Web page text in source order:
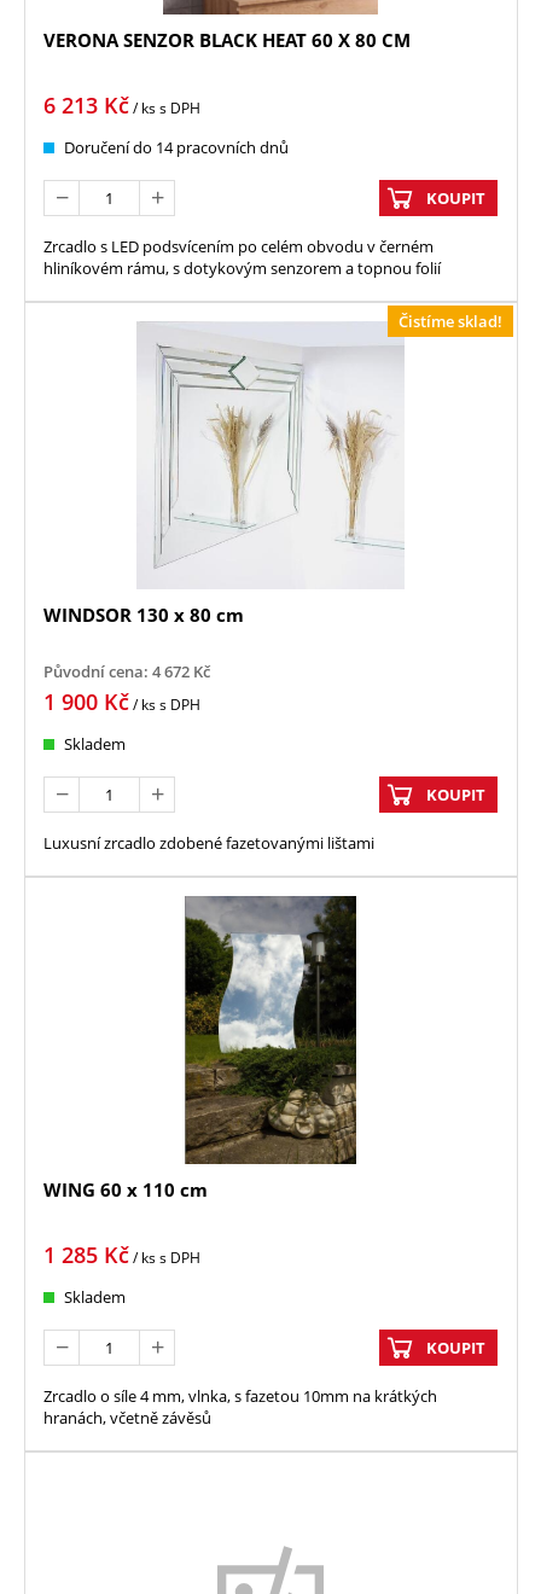
VERONA SENZOR BLACK HEAT 60 X 80 CM
6 213 Kč/ kss DPH
Doručení do 14 pracovních dnů
KOUPIT
Zrcadlo s LED podsvícením po celém obvodu v černém
hliníkovém rámu, s dotykovým senzorem a topnou folií
Čistíme sklad!
WINDSOR 130 x 80 cm
Původní cena: 4 672 Kč
1 900 Kč/ kss DPH
Skladem
KOUPIT
Luxusní zrcadlo zdobené fazetovanými lištami
WING 60 x 110 cm
1 285 Kč/ kss DPH
Skladem
KOUPIT
Zrcadlo o síle 4 mm, vlnka, s fazetou 10mm na krátkých
hranách, včetně závěsů